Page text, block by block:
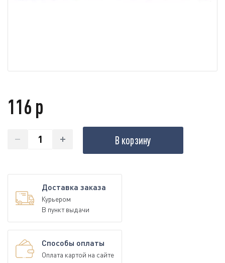
116 р
В корзину
Доставка заказа
Курьером
В пункт выдачи
Способы оплаты
Оплата картой на сайте